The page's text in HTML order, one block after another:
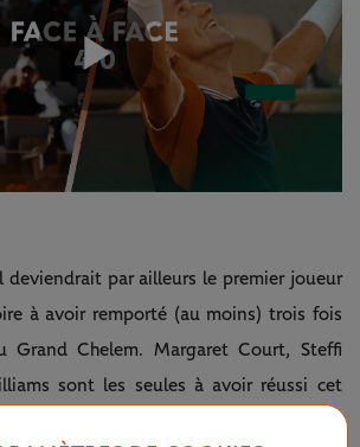
Play
deviendrait par ailleurs le premier joueur
à avoir remporté (au moins) trois fois
Grand Chelem. Margaret Court, Steffi
sont les seules à avoir réussi cet